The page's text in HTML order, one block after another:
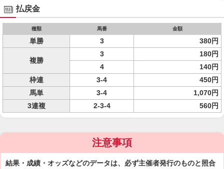
払戻金
種類 馬番 金額
単勝 3 380円
複勝
3
180円
4
140円
枠連
3-4
450円
馬単
3-4
1,070円
3連複
2-3-4 560円
注意事項
結果・成績・オッズなどのデータは、必ず主催者発行のものと照合